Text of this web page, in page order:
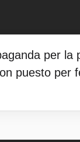
per la
puesto per